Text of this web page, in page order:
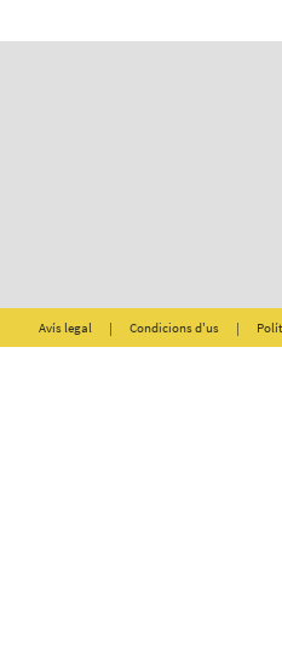
Avís legal | Condicions d'us |